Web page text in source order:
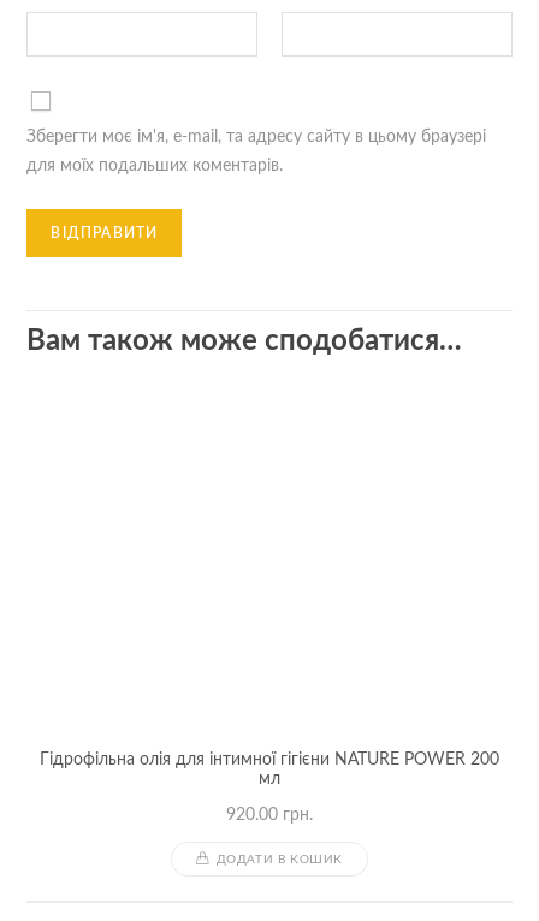
Зберегти моє ім'я, e-mail, та адресу сайту в цьому браузері
для моїх подальших коментарів.
Вам також може сподобатися…
Гідрофільна олія для інтимної гігієни NATURE POWER 200
мл
920.00 грн.
ДОДАТИ В КОШИК